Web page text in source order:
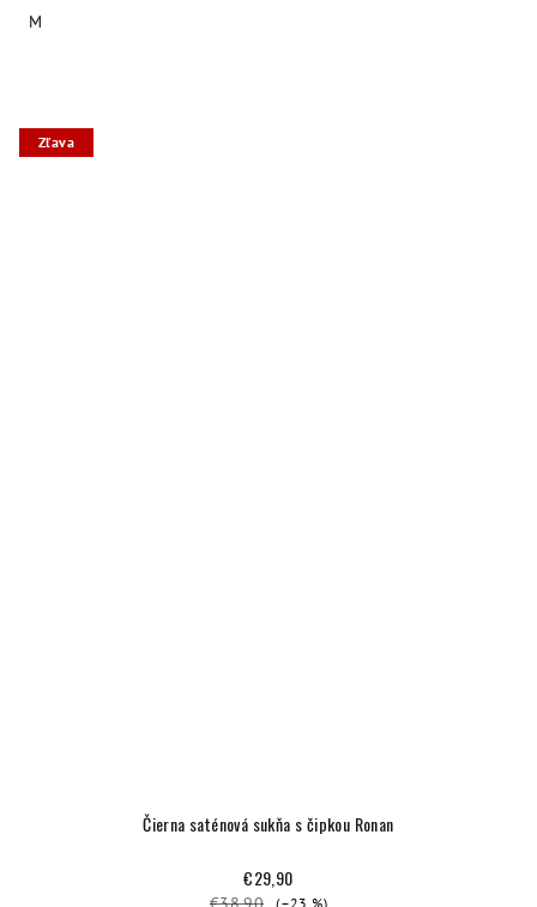
M
Zľava
Čierna saténová sukňa s čipkou Ronan
€29,90
(–23 %)